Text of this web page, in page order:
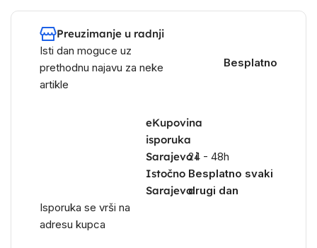
Preuzimanje u radnji
Isti dan moguce uz
prethodnu najavu za neke
artikle
Besplatno
eKupovina
isporuka
Sarajevo i
Istočno
Sarajevo
Isporuka se vrši na
adresu kupca
24 - 48h
Besplatno svaki
drugi dan